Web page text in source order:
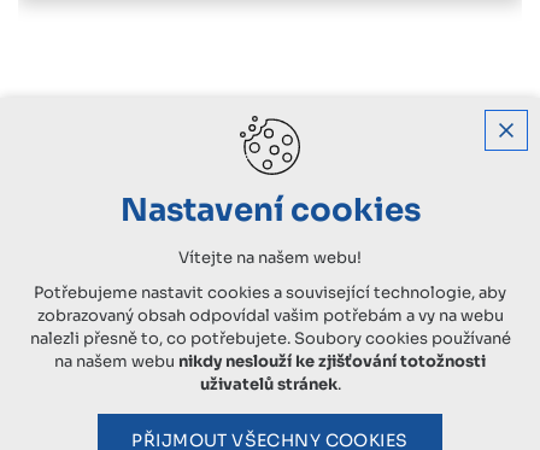
Nastavení cookies
Vítejte na našem webu!
Potřebujeme nastavit cookies a související technologie, aby
zobrazovaný obsah odpovídal vašim potřebám a vy na webu
nalezli přesně to, co potřebujete. Soubory cookies používané
na našem webu nikdy neslouží ke zjišťování totožnosti
uživatelů stránek.
PŘIJMOUT VŠECHNY COOKIES